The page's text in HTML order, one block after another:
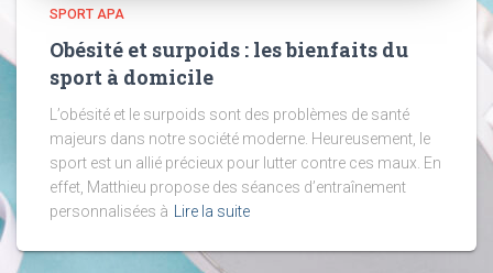
SPORT APA
Obésité et surpoids : les bienfaits du
sport à domicile
L’obésité et le surpoids sont des problèmes de santé
majeurs dans notre société moderne. Heureusement, le
sport est un allié précieux pour lutter contre ces maux. En
effet, Matthieu propose des séances d’entraînement
personnalisées à
Lire la suite